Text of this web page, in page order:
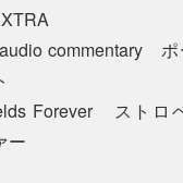
commentary
Forever ストロ
ー